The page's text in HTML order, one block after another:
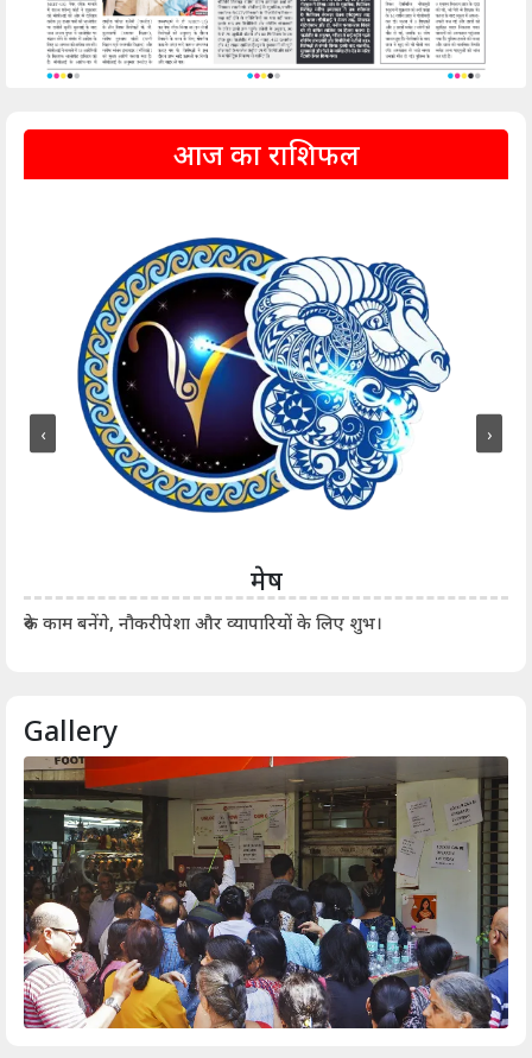
आज का राशिफल
मेष
रुके काम बनेंगे, नौकरीपेशा और व्यापारियों के लिए शुभ।
‹ ›
Gallery